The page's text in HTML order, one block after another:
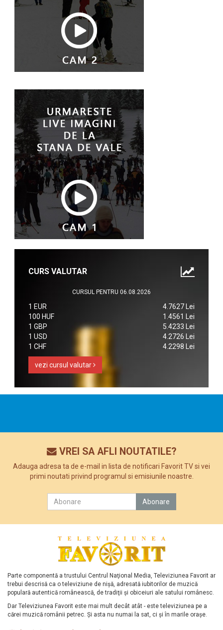
CURS VALUTAR
CURSUL PENTRU 06.08.2026
1 EUR
4.7627 Lei
100 HUF
1.4561 Lei
1 GBP
5.4233 Lei
1 USD
4.2726 Lei
1 CHF
4.2298 Lei
vezi cursul valutar
VREI SA AFLI NOUTATILE?
Adauga adresa ta de e-mail in lista de notificari Favorit TV si vei
primi noutati privind programul si emisiunile noastre.
Parte componentă a trustului Centrul Naţional Media, Televiziunea Favorit ar
trebui descrisă ca o televiziune de nişă, adresată iubitorilor de muzică
populară autentică românească, de tradiţii şi obiceiuri ale satului românesc.
Dar Televiziunea Favorit este mai mult decât atât - este televiziunea pe a
cărei muzică românii petrec. Şi asta nu numai la sat, ci şi în marile oraşe.